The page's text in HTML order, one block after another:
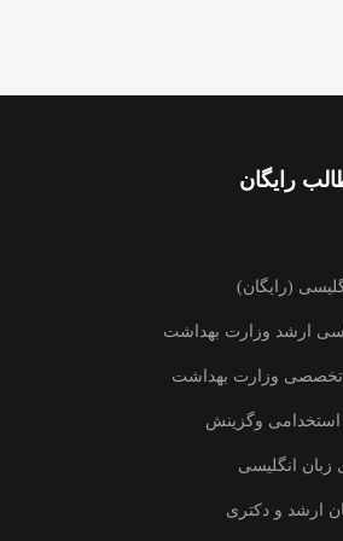
رایگان
(رایگان)
ارشد وزارت بهداشت
تخصصی وزارت بهداشت
استخدامی وگزینش
انگلیسی
ارشد و دکتری